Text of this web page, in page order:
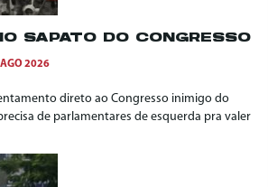
SAPATO DO CONGRESSO
2026
direto ao Congresso inimigo do
de parlamentares de esquerda pra valer